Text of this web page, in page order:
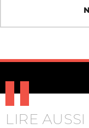
LIRE AUSSI